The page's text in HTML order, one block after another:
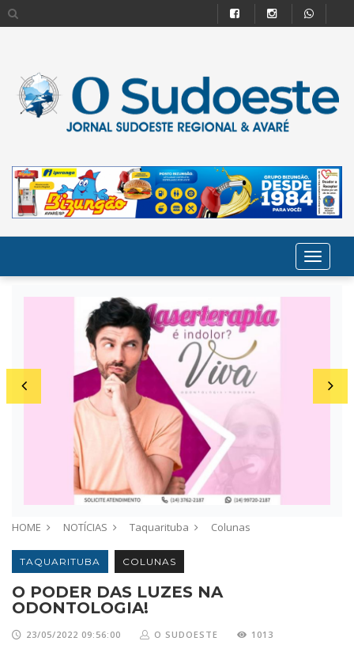
HOME NOTÍCIAS Taquarituba Colunas
TAQUARITUBA COLUNAS
O PODER DAS LUZES NA
ODONTOLOGIA!
23/05/2022 09:56:00 O SUDOESTE 1013